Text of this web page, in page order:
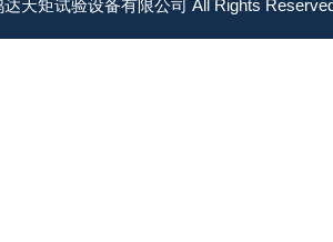
达天矩试验设备有限公司 All Rights